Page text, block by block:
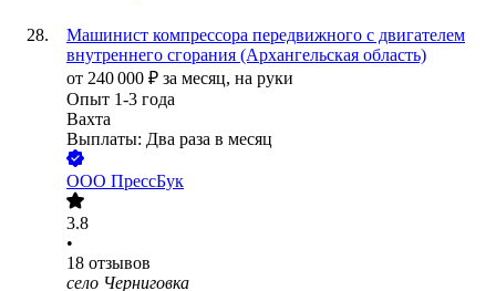
Машинист компрессора передвижного с двигателем
внутреннего сгорания (Архангельская область)
от 240 000 ₽ за месяц, на руки
Опыт 1-3 года
Вахта
Выплаты: Два раза в месяц
ООО ПрессБук
3.8
•
18 отзывов
село Черниговка